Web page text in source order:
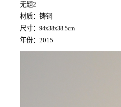
无题2
材质：铸铜
尺寸： 94x38x38.5cm
年份：2015